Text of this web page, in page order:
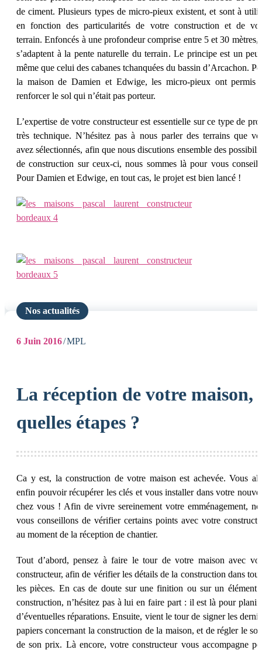
de ciment. Plusieurs types de micro-pieux existent, et sont à
en fonction des particularités de votre construction et de
terrain. Enfoncés à une profondeur comprise entre 5 et 30 mètres,
s’adaptent à la pente naturelle du terrain. Le principe est un peu
même que celui des cabanes tchanquées du bassin d’Arcachon.
la maison de Damien et Edwige, les micro-pieux ont permis
renforcer le sol qui n’était pas porteur.
L’expertise de votre constructeur est essentielle sur ce type de
très technique. N’hésitez pas à nous parler des terrains que
avez sélectionnés, afin que nous discutions ensemble des
de construction sur ceux-ci, nous sommes là pour vous
Pour Damien et Edwige, en tout cas, le projet est bien lancé !
Nos actualités
6 Juin 2016 MPL
La réception de votre maison,
quelles étapes ?
Ca y est, la construction de votre maison est achevée. Vous
enfin pouvoir récupérer les clés et vous installer dans votre
chez vous ! Afin de vivre sereinement votre emménagement,
vous conseillons de vérifier certains points avec votre
au moment de la réception de chantier.
Tout d’abord, pensez à faire le tour de votre maison avec
constructeur, afin de vérifier les détails de la construction dans
les pièces. En cas de doute sur une finition ou sur un élément
construction, n’hésitez pas à lui en faire part : il est là pour
d’éventuelles réparations. Ensuite, vient le tour de signer les
papiers concernant la construction de la maison, et de régler le
de son prix. Là encore, votre constructeur vous accompagne